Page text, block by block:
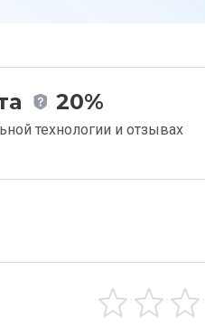
20%
технологии и отзывах